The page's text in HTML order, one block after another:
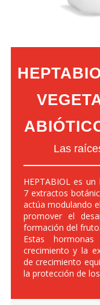
Las
HEPTABIOL es
7 extractos
actúa modulando
promover el
formación del fruto.
Estas
crecimiento y la
de crecimiento
la protección de